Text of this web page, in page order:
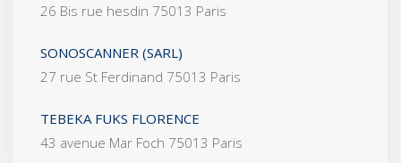
26 Bis rue hesdin 75013 Paris
SONOSCANNER (SARL)
27 rue St Ferdinand 75013 Paris
TEBEKA FUKS FLORENCE
43 avenue Mar Foch 75013 Paris